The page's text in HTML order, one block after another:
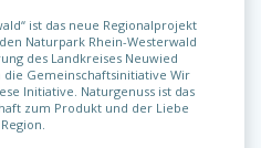
ist das neue Regionalprojekt
Naturpark Rhein-Westerwald
des Landkreises Neuwied
Gemeinschaftsinitiative Wir
Initiative. Naturgenuss ist das
zum Produkt und der Liebe